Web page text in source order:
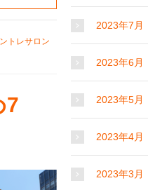
トレサロン
7
2023年7月
2023年6月
2023年5月
2023年4月
2023年3月